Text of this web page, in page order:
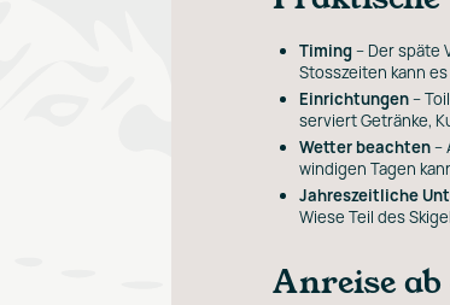
Timing– Der späte
Stosszeiten kann
Einrichtungen–
serviert Getränke,
Wetter beachten–
windigen Tagen
Jahreszeitliche
Wiese Teil des
Anreise